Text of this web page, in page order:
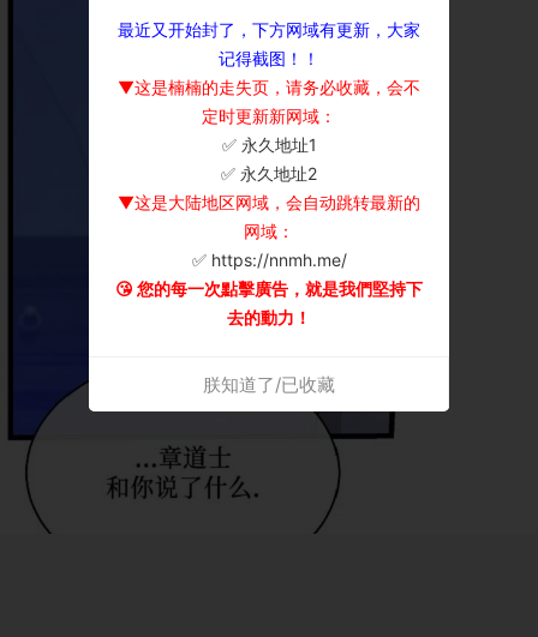
最近又开始封了，下方网域有更新，大家
记得截图！！
▼这是楠楠的走失页，请务必收藏，会不
定时更新新网域：
✅ 永久地址1
✅ 永久地址2
▼这是大陆地区网域，会自动跳转最新的
网域：
✅ https://nnmh.me/
😘 您的每一次點擊廣告，就是我們堅持下
去的動力！
朕知道了/已收藏